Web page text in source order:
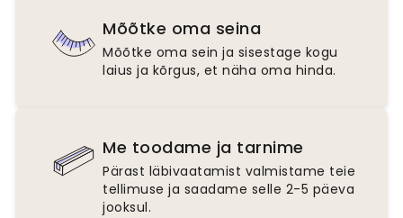
Mõõtke oma seina
Mõõtke oma sein ja sisestage kogu
laius ja kõrgus, et näha oma hinda.
Me toodame ja tarnime
Pärast läbivaatamist valmistame teie
tellimuse ja saadame selle 2-5 päeva
jooksul.